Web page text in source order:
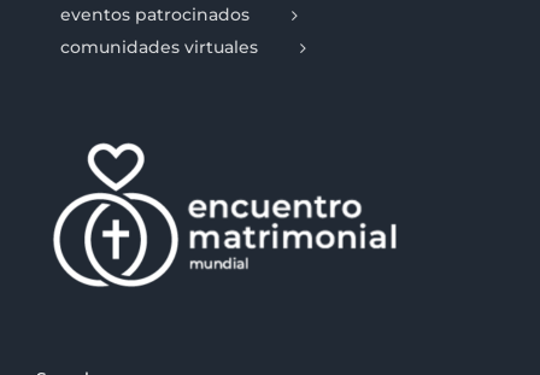
eventos patrocinados
comunidades virtuales